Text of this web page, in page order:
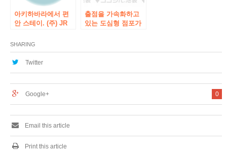
다.
아키하바라에서 편
안 스테이. (주) JR
아키하바라 ~ 오카
치 마치 사이 고가 아
래 개발 (주)
OPEN!
출점을 가속화하고
있는 도심형 점포가
라 역전 점」11 월
SHARING
Twitter
0
Google+
Email this article
Print this article